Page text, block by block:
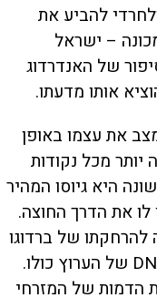
להביע את
– ישראל
של ערוץ 14 הוא הסיפור של האנדרדוג
אותו מדעתו.
את עצמו באופן
מכל נקודות
היא גיוסו המהיר
את הדרך החוצה.
של ברדוגו
מגל"צ, הסיפור שמסופר כאן הפך לDNA של הערוץ כולו.
הדמות של המזרחי